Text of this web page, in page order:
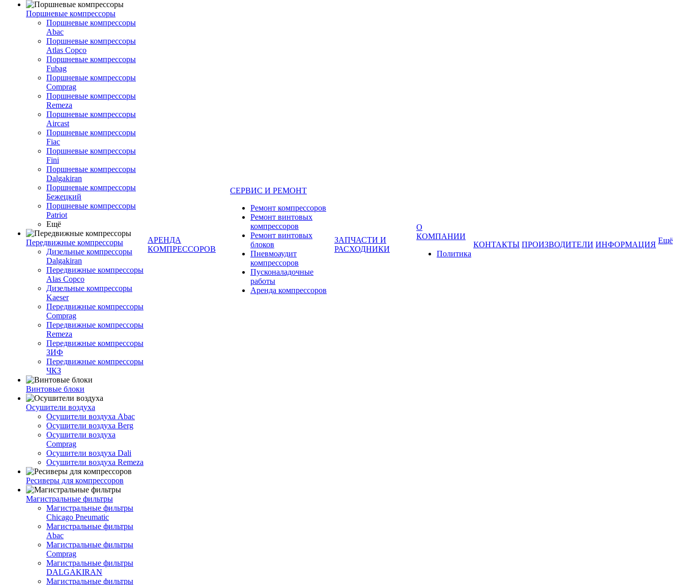
Поршневые компрессоры
Поршневые компрессоры
Abac
Поршневые компрессоры
Atlas Copco
Поршневые компрессоры
Fubag
Поршневые компрессоры
Comprag
Поршневые компрессоры
Remeza
Поршневые компрессоры
Aircast
Поршневые компрессоры
Fiac
Поршневые компрессоры
Fini
Поршневые компрессоры
Dalgakiran
Поршневые компрессоры
Бежецкий
Поршневые компрессоры
Patriot
Ещё
Передвижные компрессоры
Дизельные компрессоры
Dalgakiran
Передвижные компрессоры
Alas Copco
Дизельные компрессоры
Kaeser
Передвижные компрессоры
Comprag
Передвижные компрессоры
Remeza
Передвижные компрессоры
ЗИФ
Передвижные компрессоры
ЧКЗ
Винтовые блоки
Осушители воздуха
Осушители воздуха Abac
Осушители воздуха Berg
Осушители воздуха
Comprag
Осушители воздуха Dali
Осушители воздуха Remeza
Ресиверы для компрессоров
Магистральные фильтры
Магистральные фильтры
Chicago Pneumatic
Магистральные фильтры
Abac
Магистральные фильтры
Comprag
Магистральные фильтры
DALGAKIRAN
Магистральные фильтры
АРЕНДА
КОМПРЕССОРОВ
СЕРВИС И РЕМОНТ
Ремонт компрессоров
Ремонт винтовых
компрессоров
Ремонт винтовых
блоков
Пневмоаудит
компрессоров
Пусконаладочные
работы
Аренда компрессоров
ЗАПЧАСТИ И
РАСХОДНИКИ
О
КОМПАНИИ
Политика
КОНТАКТЫ ПРОИЗВОДИТЕЛИ ИНФОРМАЦИЯ Ещё